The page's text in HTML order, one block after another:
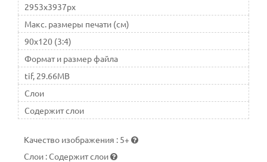
2953x3937px
Макс. размеры печати (см)
90x120 (3:4)
Формат и размер файла
tif, 29.66MB
Слои
Содержит слои
Качество изображения : 5+
Слои :Содержит слои